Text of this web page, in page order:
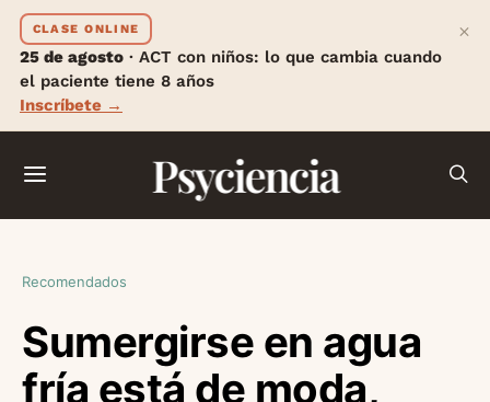
CLASE ONLINE
25 de agosto · ACT con niños: lo que cambia cuando
el paciente tiene 8 años
Inscríbete →
×
Psyciencia
Recomendados
Sumergirse en agua
fría está de moda,